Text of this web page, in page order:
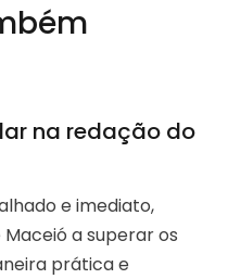
na redação do
e imediato,
a superar os
prática e